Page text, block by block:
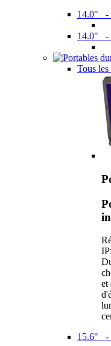
14.0" -
14.0" -
Tous
et
15.6" -